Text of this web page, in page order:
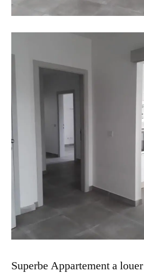
Superbe Appartement a